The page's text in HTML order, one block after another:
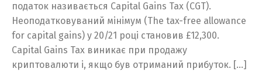
податок називається Capital Gains Tax (CGT).
Неоподатковуваний мінімум (The tax-free allowance
for capital gains) у 20/21 році становив £12,300.
Capital Gains Tax виникає при продажу
криптовалюти і, якщо був отриманий прибуток. […]